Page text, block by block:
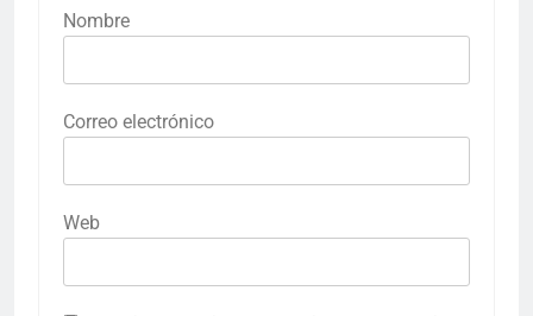
Nombre
Correo electrónico
Web